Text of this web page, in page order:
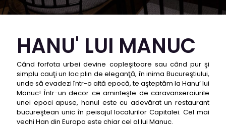
HANU' LUI MANUC
Când forfota urbei devine copleşitoare sau când pur şi
simplu cauţi un loc plin de eleganţă, în inima Bucureştiului,
unde să evadezi într-o altă epocă, te aşteptăm la Hanu’ lui
Manuc! Într-un decor ce aminteşte de caravanseraiurile
unei epoci apuse, hanul este cu adevărat un restaurant
bucureştean unic în peisajul localurilor Capitalei. Cel mai
vechi Han din Europa este chiar cel al lui Manuc.